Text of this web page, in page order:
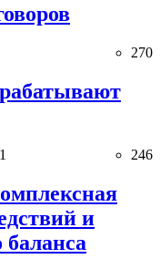
270
246
и
баланса